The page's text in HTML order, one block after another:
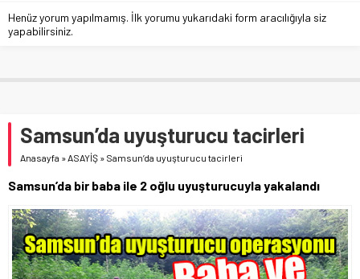
Henüz yorum yapılmamış. İlk yorumu yukarıdaki form aracılığıyla siz
yapabilirsiniz.
Samsun’da uyuşturucu tacirleri
Anasayfa »ASAYİŞ » Samsun’da uyuşturucu tacirleri
Samsun’da bir baba ile 2 oğlu uyuşturucuyla yakalandı